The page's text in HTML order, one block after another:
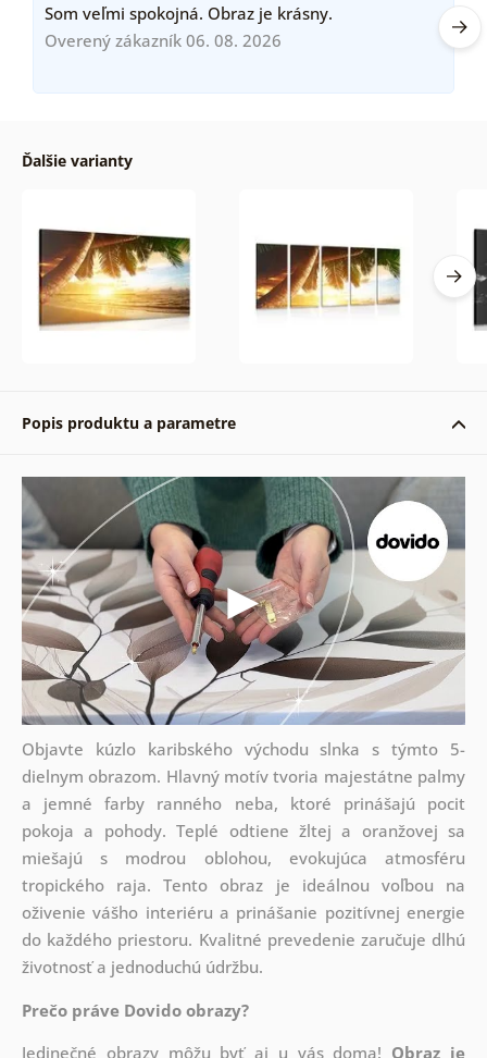
Som veľmi spokojná. Obraz je krásny.
Overený zákazník 06. 08. 2026
Ďalšie varianty
Popis produktu a parametre
Objavte kúzlo karibského východu slnka s týmto 5-
dielnym obrazom. Hlavný motív tvoria majestátne palmy
a jemné farby ranného neba, ktoré prinášajú pocit
pokoja a pohody. Teplé odtiene žltej a oranžovej sa
miešajú s modrou oblohou, evokujúca atmosféru
tropického raja. Tento obraz je ideálnou voľbou na
oživenie vášho interiéru a prinášanie pozitívnej energie
do každého priestoru. Kvalitné prevedenie zaručuje dlhú
životnosť a jednoduchú údržbu.
Prečo práve Dovido obrazy?
Jedinečné obrazy môžu byť aj u vás doma! Obraz je